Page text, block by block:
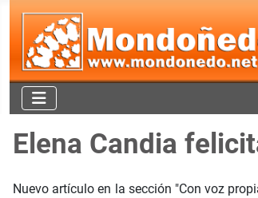
Elena Candia
Nuevo artículo en la sección "Con voz